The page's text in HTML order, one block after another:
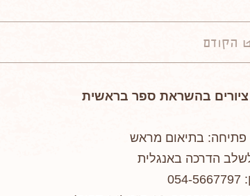
הקודם
ציורים בהשראת ספר בראשית
פתיחה: בתיאום מראש
הדרכה באנגלית